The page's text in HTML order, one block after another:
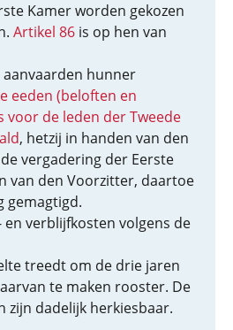
Kamer worden gekozen
Artikel 86 is op hen van
hunner
eeden (beloften en
voor de leden der Tweede
, hetzij in handen van den
vergadering der Eerste
van den Voorzitter, daartoe
gemagtigd.
en verblijfkosten volgens de
treedt om de drie jaren
te maken rooster. De
zijn dadelijk herkiesbaar.